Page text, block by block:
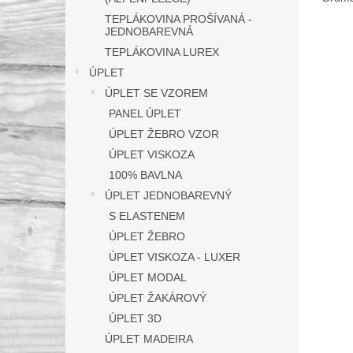
TEPLÁKOVINA PROŠÍVANÁ -
JEDNOBAREVNÁ
TEPLÁKOVINA LUREX
ÚPLET
ÚPLET SE VZOREM
PANEL ÚPLET
ÚPLET ŽEBRO VZOR
ÚPLET VISKOZA
100% BAVLNA
ÚPLET JEDNOBAREVNÝ
S ELASTENEM
ÚPLET ŽEBRO
ÚPLET VISKOZA - LUXER
ÚPLET MODAL
ÚPLET ŽAKÁROVÝ
ÚPLET 3D
ÚPLET MADEIRA